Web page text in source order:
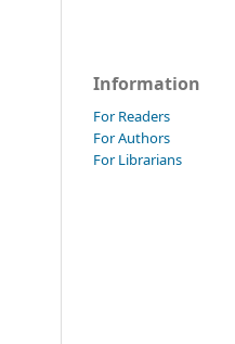
Information
For Readers
For Authors
For Librarians